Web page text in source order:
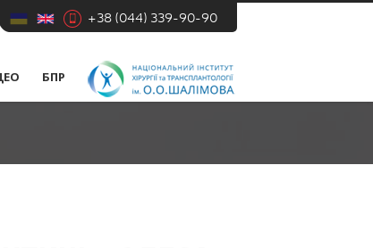
+38 (044) 339-90-90
БПР